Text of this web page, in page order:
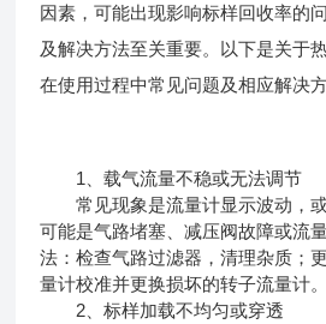
因素，可能出现影响标样回收率的
及解决方法至关重要。以下是关于
在使用过程中常见问题及相应解决
1、载气流量不稳或无法调节
常见现象是流量计显示波动，或
可能是气路堵塞、减压阀故障或流
法：检查气路过滤器，清理杂质；
量计校准并更换损坏的转子流量计。
2、标样加载不均匀或穿透